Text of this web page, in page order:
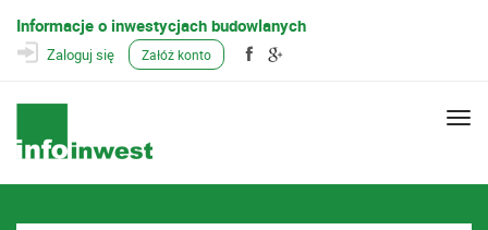
Informacje o inwestycjach budowlanych
Zaloguj się Załóż konto